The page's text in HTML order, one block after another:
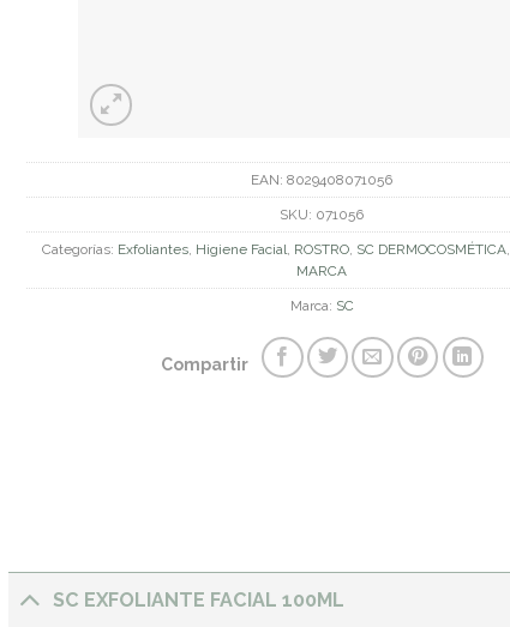
EAN:8029408071056
SKU: 071056
Categorías: Exfoliantes, Higiene Facial, ROSTRO, SC DERMOCOSMÉTICA,
MARCA
Marca: SC
Compartir
SC EXFOLIANTE FACIAL 100ML